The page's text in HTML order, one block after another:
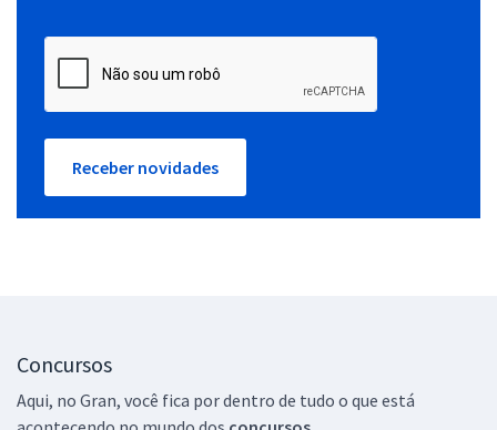
Receber novidades
Concursos
Aqui, no Gran, você fica por dentro de tudo o que está